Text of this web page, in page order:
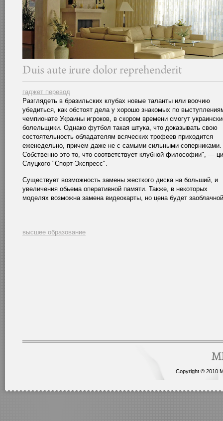
гаджет перевод
Разглядеть в бразильских клубах новые таланты или воочию
убедиться, как обстоят дела у хорошо знакомых по
чемпионате Украины игроков, в скором времени смогут
болельщики. Однако футбол такая штука, что доказывать свою
состоятельность обладателям всяческих трофеев приходится
еженедельно, причем даже не с самыми сильными соперниками.
Собственно это то, что соответствует клубной философии", —
Слуцкого "Спорт-Экспресс".
Существует возможность замены жесткого диска на больший, и
увеличения обьема оперативной памяти. Также, в некоторых
моделях возможна замена видеокарты, но цена будет
высшее образование
Copyright © 2010